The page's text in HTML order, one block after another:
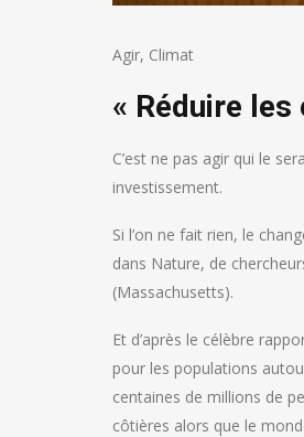
Agir, Climat
« Réduire
C’est ne pas agir qui le
investissement.
Si l’on ne fait rien, le
dans Nature, de
(Massachusetts).
Et d’après le célèbre
pour les populations
centaines de millions de
côtières alors que le